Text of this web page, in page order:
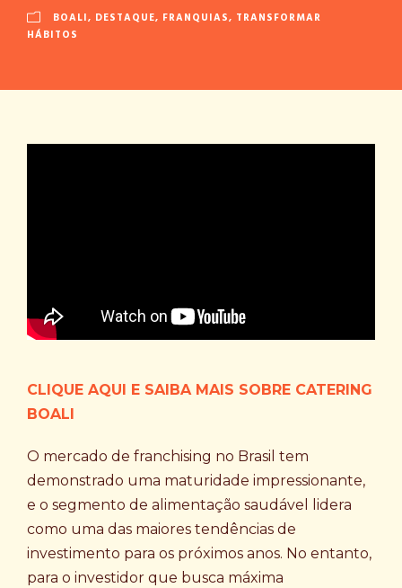
BOALI, DESTAQUE, FRANQUIAS, TRANSFORMAR
HÁBITOS
CLIQUE AQUI E SAIBA MAIS SOBRE CATERING
BOALI
O mercado de franchising no Brasil tem
demonstrado uma maturidade impressionante,
e o segmento de alimentação saudável lidera
como uma das maiores tendências de
investimento para os próximos anos. No entanto,
para o investidor que busca máxima